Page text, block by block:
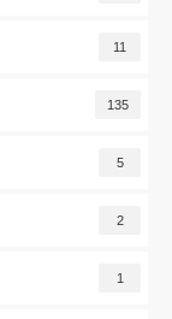
11
135
5
2
1